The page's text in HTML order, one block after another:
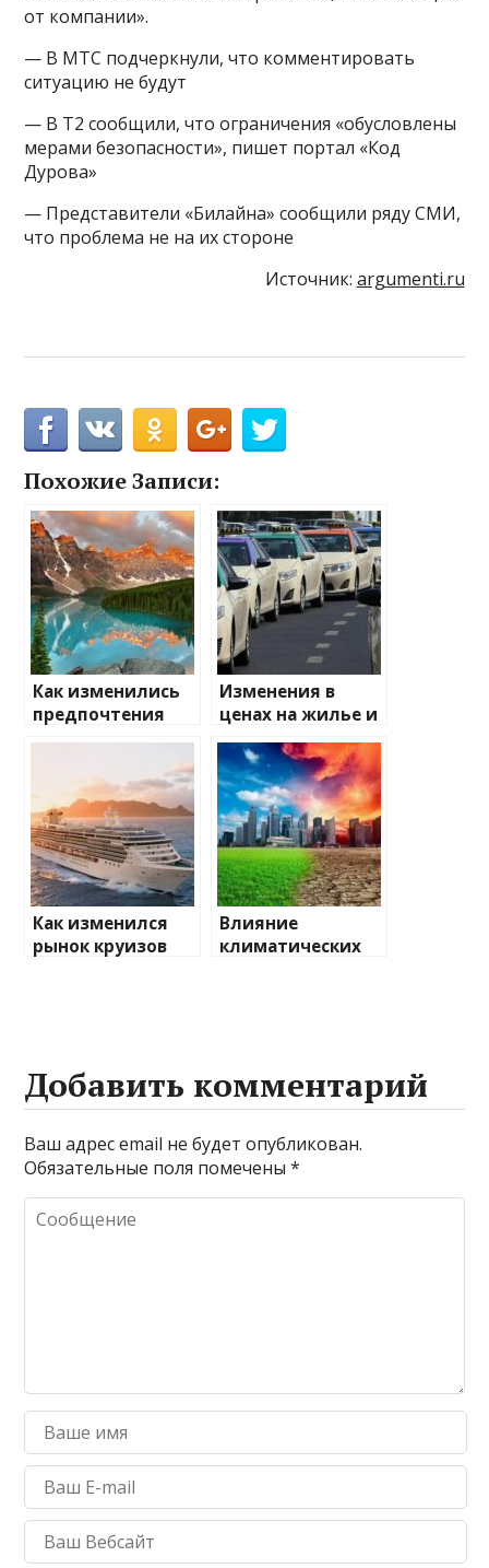
от компании».
— В МТС подчеркнули, что комментировать
ситуацию не будут
— В Т2 сообщили, что ограничения «обусловлены
мерами безопасности», пишет портал «Код
Дурова»
— Представители «Билайна» сообщили ряду СМИ,
что проблема не на их стороне
Источник: argumenti.ru
Похожие Записи:
Как изменились
предпочтения
туристов
Изменения в
ценах на жилье и
транспорт: что
ожидать
Как изменился
рынок круизов
Влияние
климатических
Добавить комментарий
Ваш адрес email не будет опубликован.
Обязательные поля помечены*